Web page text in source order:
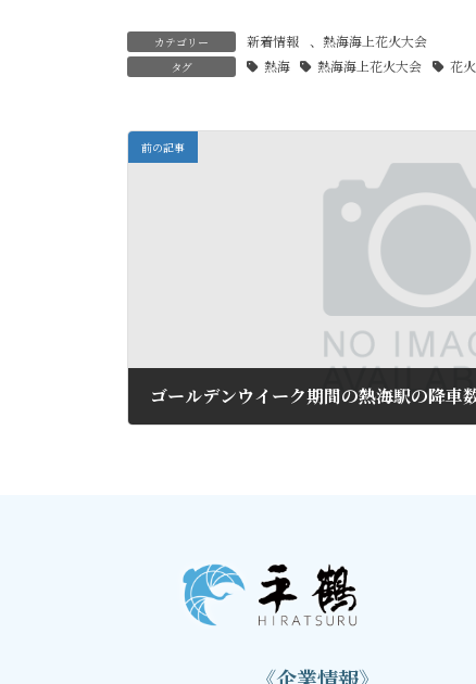
カテゴリー 新着情報 、 熱海海上花火大会
タグ 熱海 熱海海上花火大会 花火
前の記事